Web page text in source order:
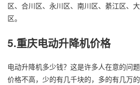
区、合川区、永川区、南川区、綦江区、
区。
5.重庆电动升降机价格
电动升降机多少钱？这是许多人在意的问
价格不高，少的有几千块的，多的有几万